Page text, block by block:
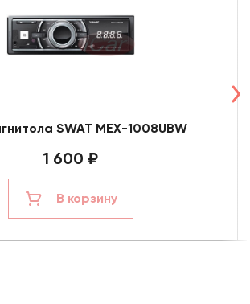
SWAT MEX-1008UBW
1 600 ₽
В корзину